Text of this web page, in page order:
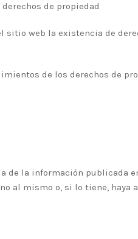
de propiedad
web la existencia de
de los derechos de
de la información
al mismo o, si lo tiene,